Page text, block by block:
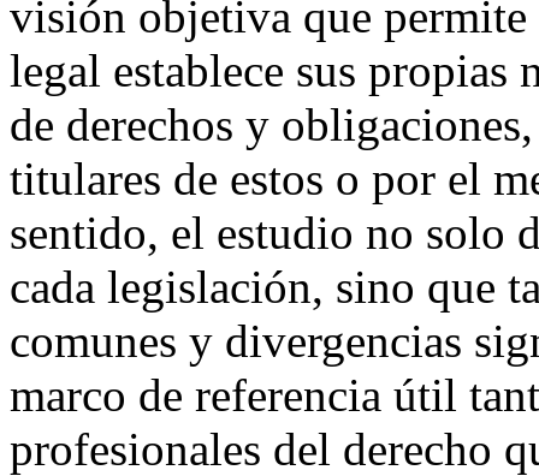
visión objetiva que permite
legal establece sus
de derechos y
titulares de estos o por el
sentido, el estudio no solo
cada legislación, sino que
comunes y divergencias
marco de referencia útil
profesionales del derecho